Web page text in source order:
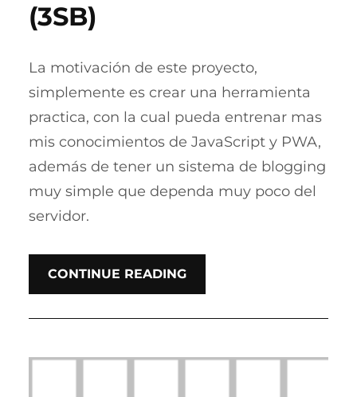
(3SB)
La motivación de este proyecto,
simplemente es crear una herramienta
practica, con la cual pueda entrenar mas
mis conocimientos de JavaScript y PWA,
además de tener un sistema de blogging
muy simple que dependa muy poco del
servidor.
CONTINUE READING